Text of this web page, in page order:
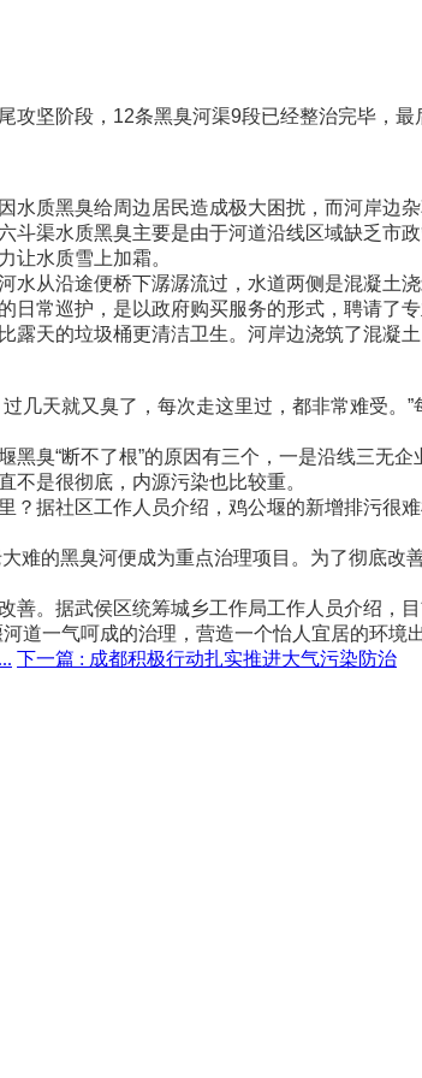
坚阶段，12条黑臭河渠9段已经整治完毕，最
黑臭给周边居民造成极大困扰，而河岸边杂
渠水质黑臭主要是由于河道沿线区域缺乏市
让水质雪上加霜。
从沿途便桥下潺潺流过，水道两侧是混凝土浇
巡护，是以政府购买服务的形式，聘请了
天的垃圾桶更清洁卫生。河岸边浇筑了混凝
天就又臭了，每次走这里过，都非常难受。
“断不了根”的原因有三个，一是沿线三无企
不是很彻底，内源污染也比较重。
据社区工作人员介绍，鸡公堰的新增排污很
的黑臭河便成为重点治理项目。为了彻底改
。据武侯区统筹城乡工作局工作人员介绍，
道一气呵成的治理，营造一个怡人宜居的环境
下一篇 : 成都积极行动扎实推进大气污染防治